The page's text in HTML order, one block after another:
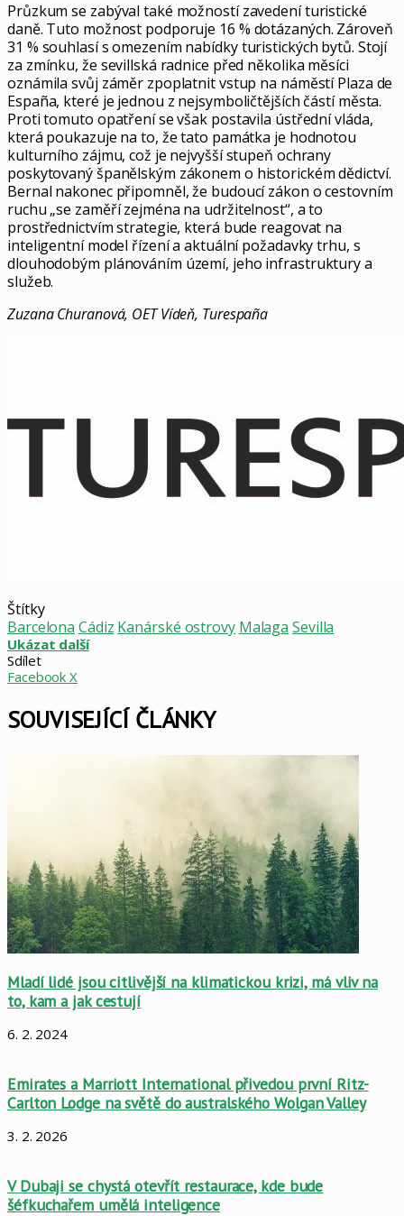
Průzkum se zabýval také možností zavedení turistické
daně. Tuto možnost podporuje 16 % dotázaných. Zároveň
31 % souhlasí s omezením nabídky turistických bytů. Stojí
za zmínku, že sevillská radnice před několika měsíci
oznámila svůj záměr zpoplatnit vstup na náměstí Plaza de
España, které je jednou z nejsymboličtějších částí města.
Proti tomuto opatření se však postavila ústřední vláda,
která poukazuje na to, že tato památka je hodnotou
kulturního zájmu, což je nejvyšší stupeň ochrany
poskytovaný španělským zákonem o historickém dědictví.
Bernal nakonec připomněl, že budoucí zákon o cestovním
ruchu „se zaměří zejména na udržitelnost“, a to
prostřednictvím strategie, která bude reagovat na
inteligentní model řízení a aktuální požadavky trhu, s
dlouhodobým plánováním území, jeho infrastruktury a
služeb.
Zuzana Churanová, OET Vídeň, Turespaña
Štítky
Barcelona Cádiz Kanárské ostrovy Malaga Sevilla
Ukázat další
Sdílet
Facebook X
SOUVISEJÍCÍ ČLÁNKY
Mladí lidé jsou citlivější na klimatickou krizi, má vliv na
to, kam a jak cestují
6. 2. 2024
Emirates a Marriott International přivedou první Ritz-
Carlton Lodge na světě do australského Wolgan Valley
3. 2. 2026
V Dubaji se chystá otevřít restaurace, kde bude
šéfkuchařem umělá inteligence